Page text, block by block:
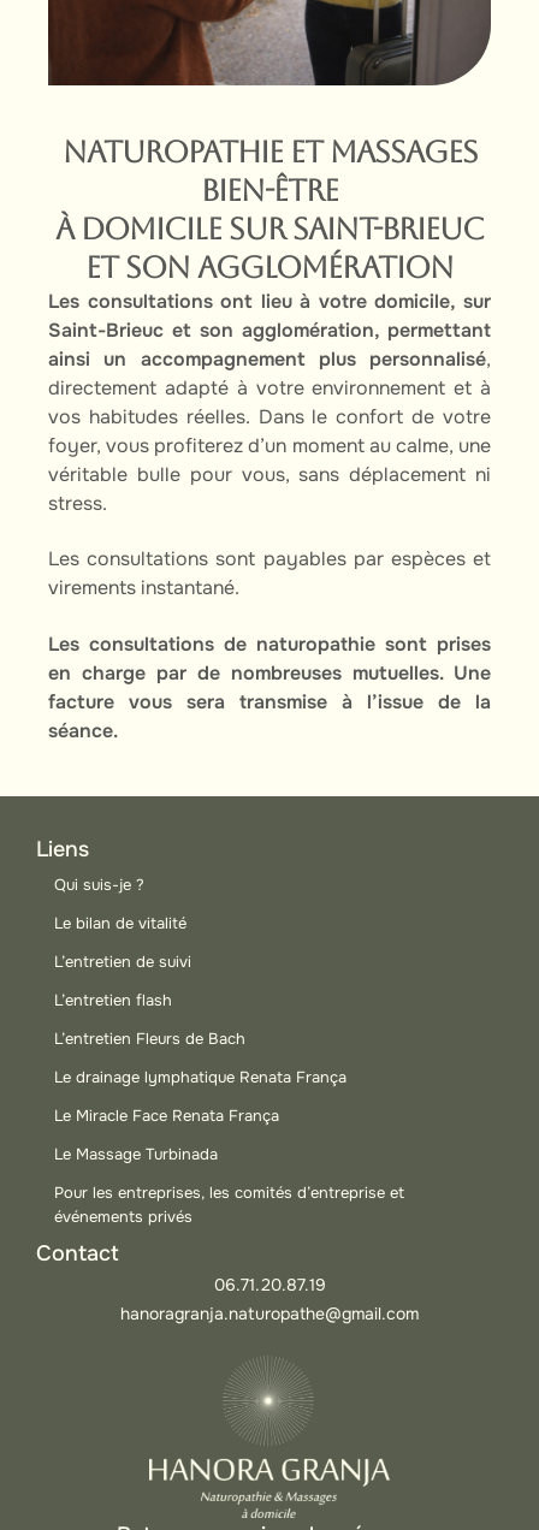
Naturopathie et massages
bien-être
à domicile SUR SAINT-BRIEUC
ET SON AGGLOMéRATION
Les consultations ont lieu à votre domicile, sur
Saint-Brieuc et son agglomération, permettant
ainsi un accompagnement plus personnalisé,
directement adapté à votre environnement et à
vos habitudes réelles. Dans le confort de votre
foyer, vous profiterez d’un moment au calme, une
véritable bulle pour vous, sans déplacement ni
stress.
Les consultations sont payables par espèces et
virements instantané.
Les consultations de naturopathie sont prises
en charge par de nombreuses mutuelles. Une
facture vous sera transmise à l’issue de la
séance.
Liens
Qui suis-je ?
Le bilan de vitalité
L’entretien de suivi
L’entretien flash
L’entretien Fleurs de Bach
Le drainage lymphatique Renata França
Le Miracle Face Renata França
Le Massage Turbinada
Pour les entreprises, les comités d’entreprise et
événements privés
Contact
06.71.20.87.19
hanoragranja.naturopathe@gmail.com